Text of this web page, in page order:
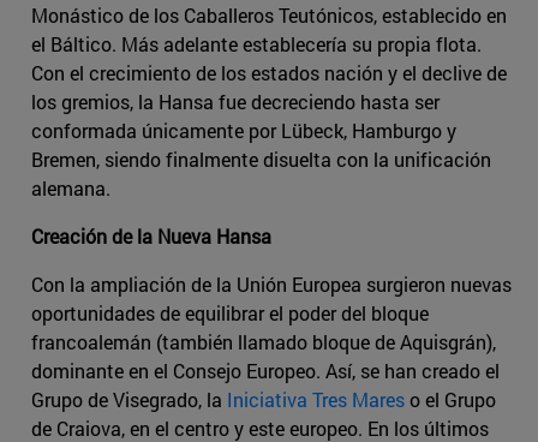
Monástico de los Caballeros Teutónicos, establecido en
el Báltico. Más adelante establecería su propia flota.
Con el crecimiento de los estados nación y el declive de
los gremios, la Hansa fue decreciendo hasta ser
conformada únicamente por Lübeck, Hamburgo y
Bremen, siendo finalmente disuelta con la unificación
alemana.
Creación de la Nueva Hansa
Con la ampliación de la Unión Europea surgieron nuevas
oportunidades de equilibrar el poder del bloque
francoalemán (también llamado bloque de Aquisgrán),
dominante en el Consejo Europeo. Así, se han creado el
Grupo de Visegrado, la Iniciativa Tres Mareso el Grupo
de Craiova, en el centro y este europeo. En los últimos